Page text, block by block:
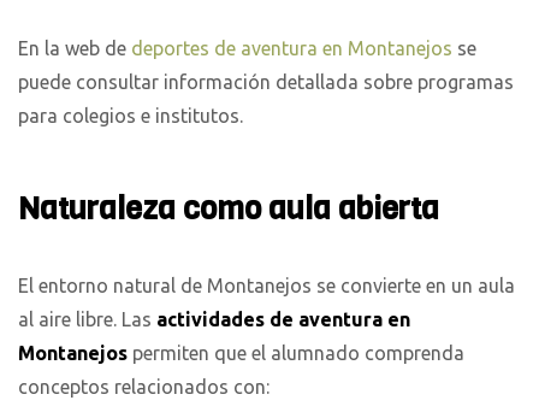
En la web de deportes de aventura en Montanejos se
puede consultar información detallada sobre programas
para colegios e institutos.
Naturaleza como aula abierta
El entorno natural de Montanejos se convierte en un aula
al aire libre. Las actividades de aventura en
Montanejos permiten que el alumnado comprenda
conceptos relacionados con: